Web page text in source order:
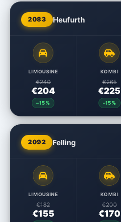
2083 Heufurth
LIMOUSINE
€240
€204
–15%
KOMBI
€265
€225
–15%
2092 Felling
LIMOUSINE
€182
€155
KOMBI
€200
€170